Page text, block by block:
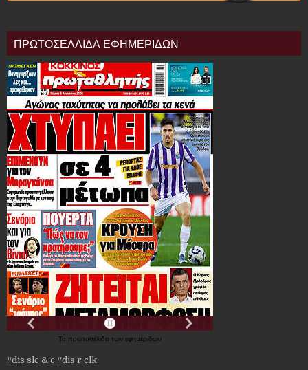
ΠΡΩΤΟΣΕΛΛΙΔΑ ΕΦΗΜΕΡΙΔΩΝ
Τα πρωτοσέλιδα των εφημερίδων
//dis slc & c //dis r clk